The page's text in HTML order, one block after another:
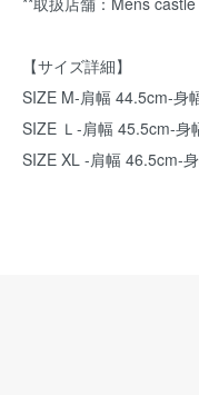
【サイズ詳細】
SIZE M-肩幅 44.5cm-身
SIZE Ｌ-肩幅 45.5cm-身
SIZE XL -肩幅 46.5cm-